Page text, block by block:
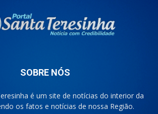
SOBRE NÓS
é um site de notícias do interior da
os fatos e notícias de nossa Região.